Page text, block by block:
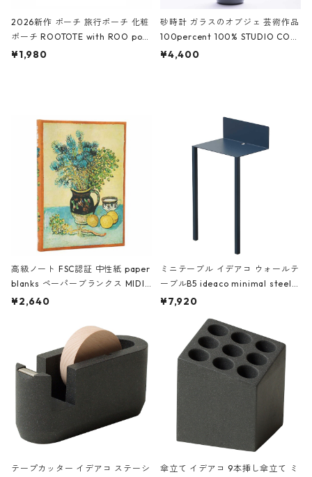
2026新作 ポーチ 旅行ポーチ 化粧
ポーチ ROOTOTE with ROO pou
ch 3532 ルートート WR.ポーチ.ラ
¥1,980
砂時計 ガラスのオブジェ 芸術作品
100percent 100% STUDIO COH
AKU Timeless 100パーセント ス
¥4,400
高級ノート FSC認証 中性紙 paper
blanks ペーパーブランクス MIDI
ハードカバー 罫線 ヴァン・ゴッホ
¥2,640
ミニテーブル イデアコ ウォールテ
ーブルB5 ideaco minimal steel f
urniture WALL Table B5 ネイビー
¥7,920
テープカッター イデアコ ステーシ
傘立て イデアコ 9本挿し傘立て ミ